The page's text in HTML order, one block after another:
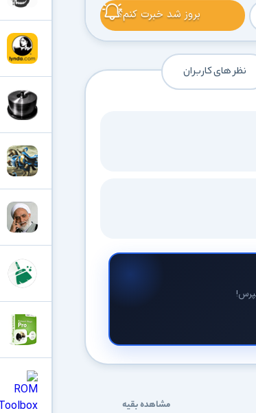
بروز شد خبرت کنم؟
نظر های کاربران
مشاهده بقیه
کاربر عضو ویژه
تمام محدودیت‌ها را بردارید: